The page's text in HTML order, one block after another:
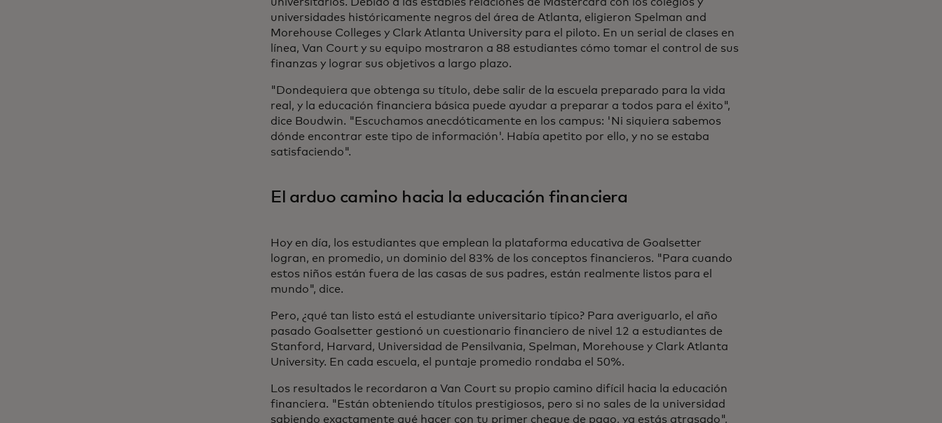
universidades históricamente negros del área de Atlanta, eligieron Spelman and
Morehouse Colleges y Clark Atlanta University para el piloto. En un serial de clases en
línea, Van Court y su equipo mostraron a 88 estudiantes cómo tomar el control de sus
finanzas y lograr sus objetivos a largo plazo.
"Dondequiera que obtenga su título, debe salir de la escuela preparado para la vida
real, y la educación financiera básica puede ayudar a preparar a todos para el éxito",
dice Boudwin. "Escuchamos anecdóticamente en los campus: 'Ni siquiera sabemos
dónde encontrar este tipo de información'. Había apetito por ello, y no se estaba
satisfaciendo".
El arduo camino hacia la educación financiera
Hoy en día, los estudiantes que emplean la plataforma educativa de Goalsetter
logran, en promedio, un dominio del 83% de los conceptos financieros. "Para cuando
estos niños están fuera de las casas de sus padres, están realmente listos para el
mundo", dice.
Pero, ¿qué tan listo está el estudiante universitario típico? Para averiguarlo, el año
pasado Goalsetter gestionó un cuestionario financiero de nivel 12 a estudiantes de
Stanford, Harvard, Universidad de Pensilvania, Spelman, Morehouse y Clark Atlanta
University. En cada escuela, el puntaje promedio rondaba el 50%.
Los resultados le recordaron a Van Court su propio camino difícil hacia la educación
financiera. "Están obteniendo títulos prestigiosos, pero si no sales de la universidad
sabiendo exactamente qué hacer con tu primer cheque de pago, ya estás atrasado",